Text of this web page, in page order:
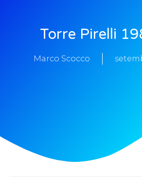
Torre Pirelli
Marco Scocco